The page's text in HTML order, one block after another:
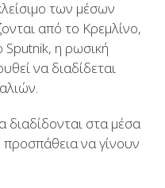
των μέσων
από το Κρεμλίνο,
Sputnik, η ρωσική
να διαδίδεται
διαδίδονται στα μέσα
να γίνουν